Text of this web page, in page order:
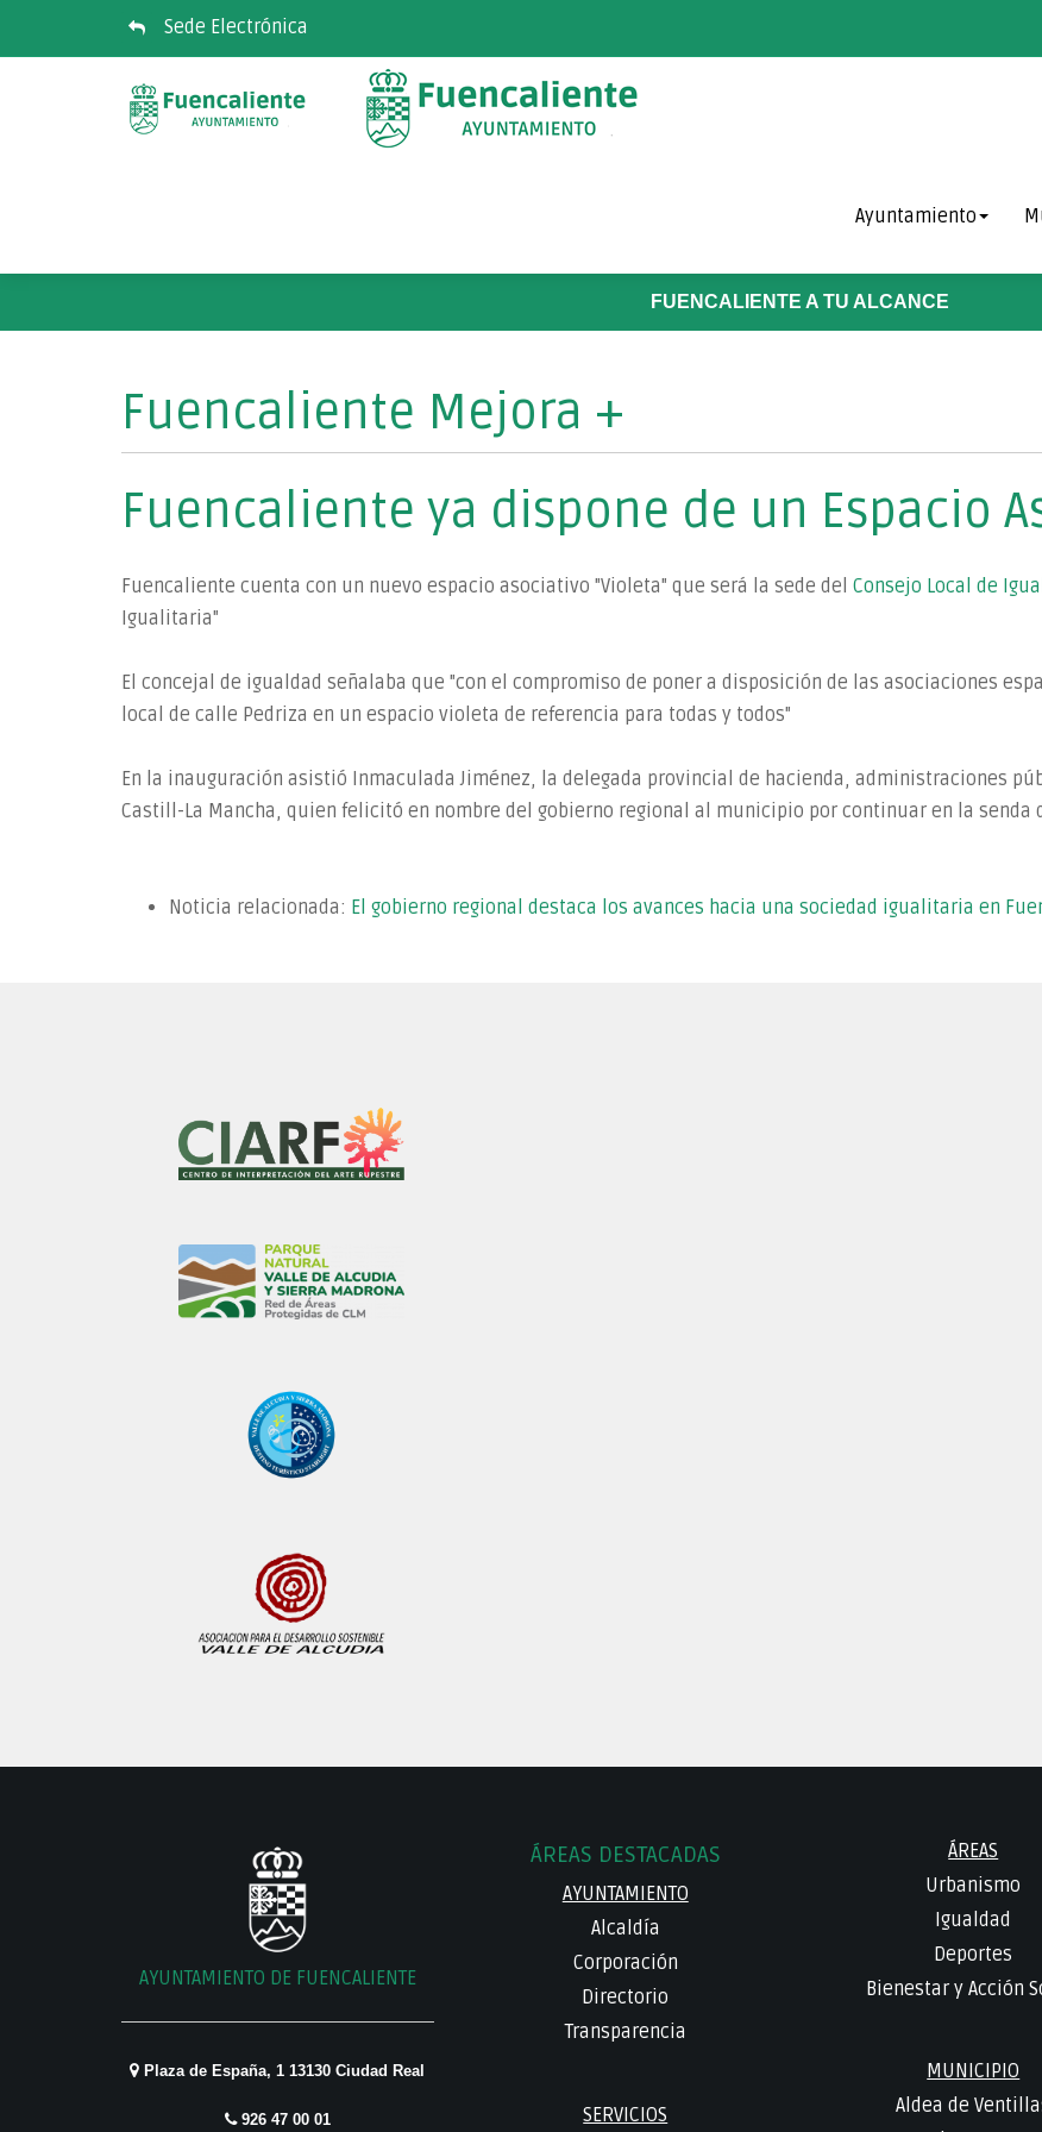
Sede Electrónica
Ayuntamiento
FUENCALIENTE A TU ALCANCE
Fuencaliente Mejora +
Fuencaliente ya dispone de un Espacio
Fuencaliente cuenta con un nuevo espacio asociativo "Violeta" que será la sede del Consejo Local de
Igualitaria"
El concejal de igualdad señalaba que "con el compromiso de poner a disposición de las asociaciones
local de calle Pedriza en un espacio violeta de referencia para todas y todos"
En la inauguración asistió Inmaculada Jiménez, la delegada provincial de hacienda, administraciones
Castill-La Mancha, quien felicitó en nombre del gobierno regional al municipio por continuar en la senda
Noticia relacionada: El gobierno regional destaca los avances hacia una sociedad igualitaria en
AYUNTAMIENTO DE FUENCALIENTE
Plaza de España, 1 13130 Ciudad Real
926 47 00 01
ÁREAS DESTACADAS
AYUNTAMIENTO
Alcaldía
Corporación
Directorio
Transparencia
SERVICIOS
ÁREAS
Urbanismo
Igualdad
Deportes
Bienestar y Acción
MUNICIPIO
Aldea de